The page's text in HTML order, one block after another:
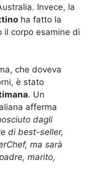
Invece, la
ha fatto la
il corpo esamine di
che doveva
è stato
. Un
afferma
dagli
di best-seller,
ma sarà
marito,